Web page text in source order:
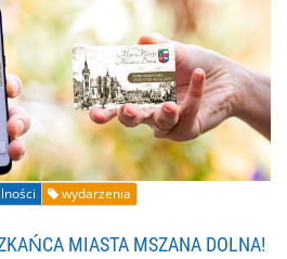
wydarzenia
MIASTA MSZANA DOLNA!